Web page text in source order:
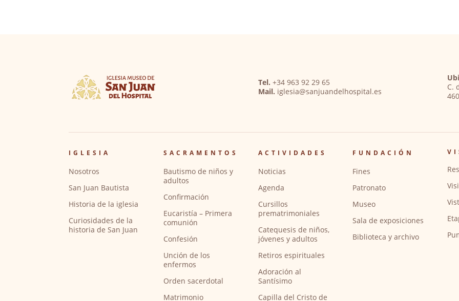
Tel. +34 963 92 29 65
Mail. iglesia@sanjuandelhospital.es
C.
IGLESIA
Nosotros
San Juan Bautista
Historia de la iglesia
Curiosidades de la
historia de San Juan
SACRAMENTOS
Bautismo de niños y
adultos
Confirmación
Eucaristía – Primera
comunión
Confesión
Unción de los
enfermos
Orden sacerdotal
Matrimonio
ACTIVIDADES
Noticias
Agenda
Cursillos
prematrimoniales
Catequesis de niños,
jóvenes y adultos
Retiros espirituales
Adoración al
Santísimo
Capilla del Cristo de
FUNDACIÓN
Fines
Patronato
Museo
Sala de exposiciones
Biblioteca y archivo